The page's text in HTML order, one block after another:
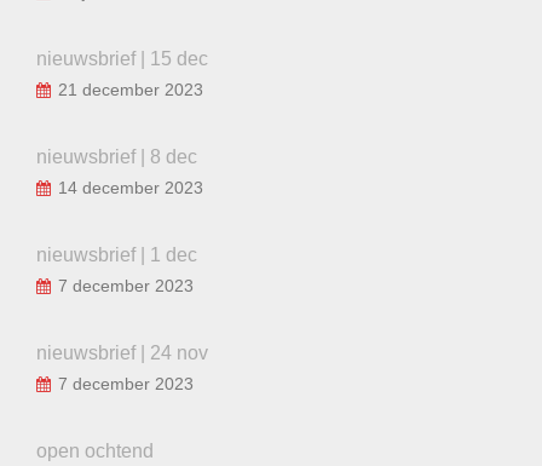
nieuwsbrief | 15 dec
21 december 2023
nieuwsbrief | 8 dec
14 december 2023
nieuwsbrief | 1 dec
7 december 2023
nieuwsbrief | 24 nov
7 december 2023
open ochtend